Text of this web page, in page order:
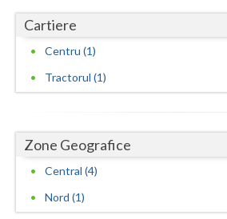
Cartiere
Centru (1)
Tractorul (1)
Zone Geografice
Central (4)
Nord (1)